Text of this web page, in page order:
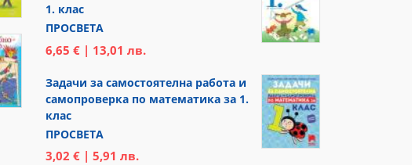
1. клас
ПРОСВЕТА
6,65 € | 13,01 лв.
Задачи за самостоятелна работа и
самопроверка по математика за 1.
клас
ПРОСВЕТА
3,02 € | 5,91 лв.